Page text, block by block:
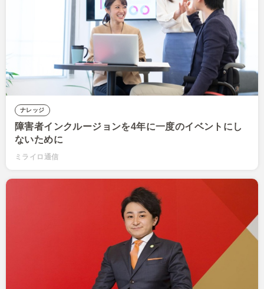
ナレッジ
障害者インクルージョンを4年に一度のイベントにし
ないために
ミライロ通信